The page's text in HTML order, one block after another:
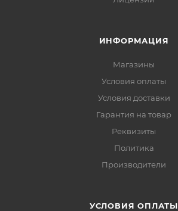
ИНФОРМАЦИЯ
Магазины
Условия оплаты
Условия доставки
Гарантия на товар
Реквизиты
Политика
Производители
УСЛОВИЯ ОПЛАТЫ